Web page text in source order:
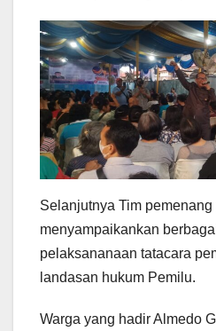
Selanjutnya Tim pemenang
menyampaikankan
pelaksananaan tatacara
landasan hukum Pemilu.
Warga yang hadir Almedo